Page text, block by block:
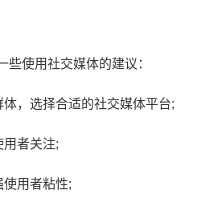
使用社交媒体的建议：
体，选择合适的社交媒体平台;
用者关注;
使用者粘性;